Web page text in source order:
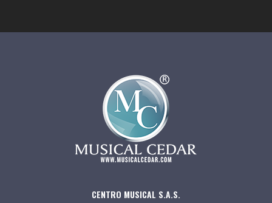
CENTRO MUSICAL S.A.S.